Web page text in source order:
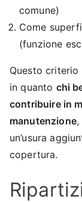
comune)
Come
(funzione
Questo criterio
in quanto chi
contribuire in
manutenzione,
un’usura
copertura.